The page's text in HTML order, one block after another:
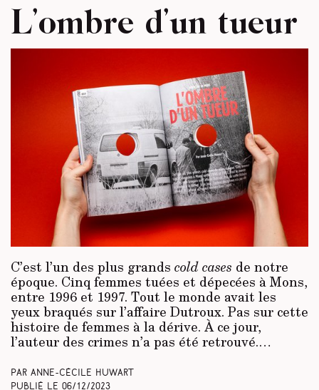
L’ombre d’un tueur
C’est l’un des plus grands cold cases de notre
époque. Cinq femmes tuées et dépecées à Mons,
entre 1996 et 1997. Tout le monde avait les
yeux braqués sur l’affaire Dutroux. Pas sur cette
histoire de femmes à la dérive. À ce jour,
l’auteur des crimes n’a pas été retrouvé.…
Par Anne-Cécile Huwart
Publié le 06/12/2023